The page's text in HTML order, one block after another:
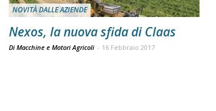
NOVITÀ DALLE AZIENDE
Nexos, la nuova sfida di Claas
Di Macchine e Motori Agricoli - 16 Febbraio 2017